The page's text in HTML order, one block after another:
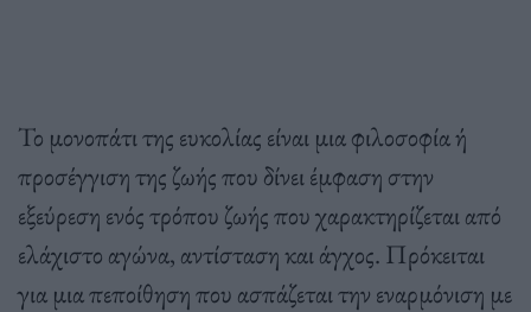
Το μονοπάτι της ευκολίας είναι μια φιλοσοφία ή
προσέγγιση της ζωής που δίνει έμφαση στην
εξεύρεση ενός τρόπου ζωής που χαρακτηρίζεται από
ελάχιστο αγώνα, αντίσταση και άγχος. Πρόκειται
για μια πεποίθηση που ασπάζεται την εναρμόνιση με